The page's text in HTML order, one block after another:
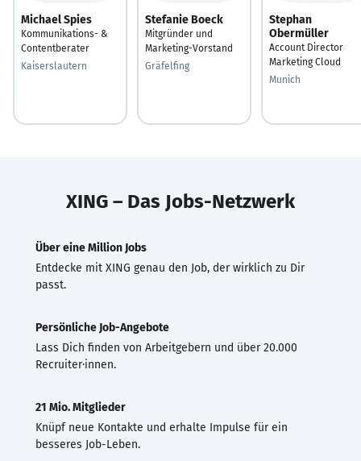
Michael Spies
Kommunikations- &
Contentberater
Kaiserslautern
Stefanie Boeck
Mitgründer und
Marketing-Vorstand
Gräfelfing
Stephan
Obermüller
Account Director
Marketing Cloud
Munich
XING – Das Jobs-Netzwerk
Über eine Million Jobs
Entdecke mit XING genau den Job, der wirklich zu Dir
passt.
Persönliche Job-Angebote
Lass Dich finden von Arbeitgebern und über 20.000
Recruiter·innen.
21 Mio. Mitglieder
Knüpf neue Kontakte und erhalte Impulse für ein
besseres Job-Leben.